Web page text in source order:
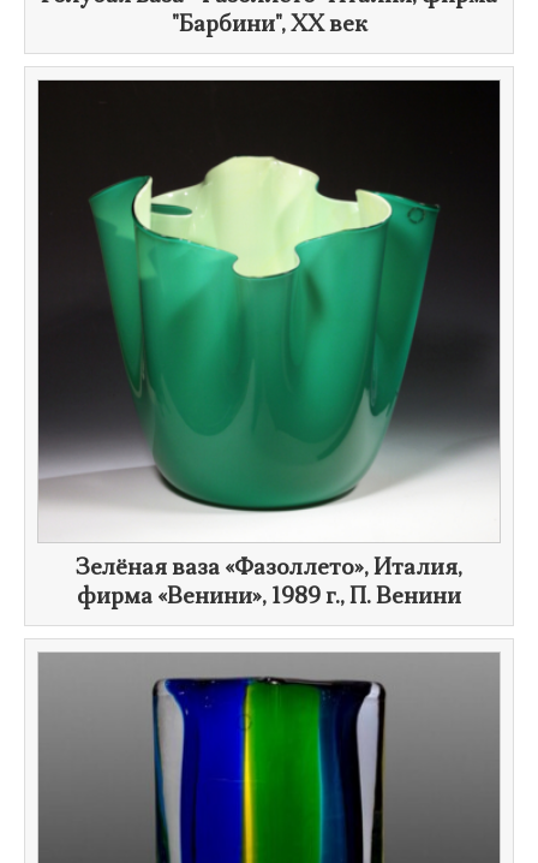
"Барбини", ​ XX век
Зелёная ваза «Фазоллето», Италия,
фирма «Венини», 1989 г., П. Венини